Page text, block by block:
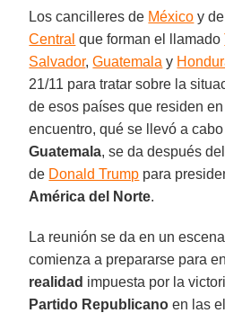
Los cancilleres de México y
Central que forman el llamado
Salvador,Guatemala y
21/11 para tratar sobre la
de esos países que residen en
encuentro, qué se llevó a
Guatemala, se da después
de Donald Trump para
América del Norte.
La reunión se da en un
comienza a prepararse para
realidad impuesta por la
Partido Republicano en las